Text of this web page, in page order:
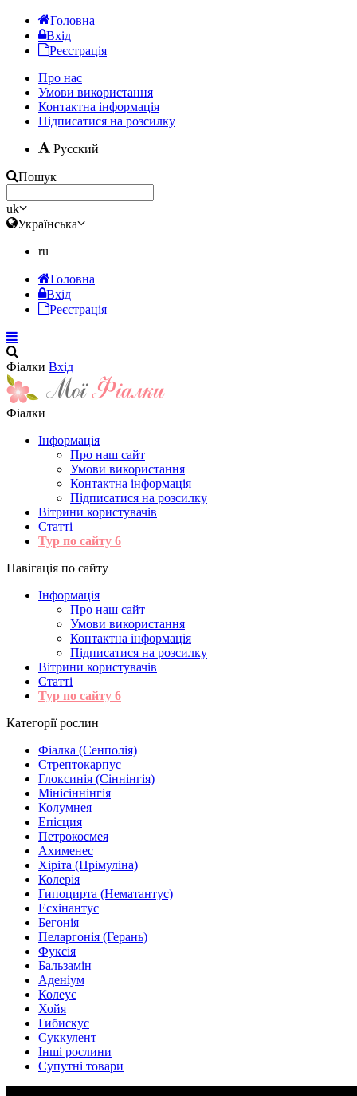
Головна
Вхід
Реєстрація
Про нас
Умови використання
Контактна інформація
Підписатися на розсилку
Русский
Пошук
uk
Українська
ru
Головна
Вхід
Реєстрація
Фіалки Вхід
Фіалки
Інформація
Про наш сайт
Умови використання
Контактна інформація
Підписатися на розсилку
Вітрини користувачів
Статті
Тур по сайту 6
Навігація по сайту
Інформація
Про наш сайт
Умови використання
Контактна інформація
Підписатися на розсилку
Вітрини користувачів
Статті
Тур по сайту 6
Категорії рослин
Фіалка (Сенполія)
Стрептокарпус
Глоксинія (Сіннінгія)
Мінісіннінгія
Колумнея
Епісция
Петрокосмея
Ахименес
Хіріта (Прімуліна)
Колерія
Гипоцирта (Нематантус)
Есхінантус
Бегонія
Пеларгонія (Герань)
Фуксія
Бальзамін
Аденіум
Колеус
Хойя
Гибискус
Суккулент
Інші рослини
Супутні товари